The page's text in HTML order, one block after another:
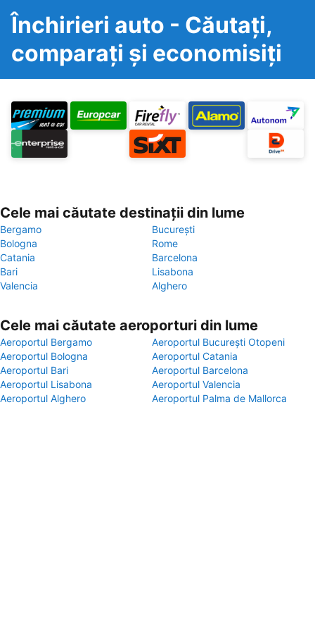
Închirieri auto - Căutați,
comparați și economisiți
Cele mai căutate destinații din lume
Bergamo
București
Bologna
Rome
Catania
Barcelona
Bari
Lisabona
Valencia
Alghero
Cele mai căutate aeroporturi din lume
Aeroportul Bergamo
Aeroportul București Otopeni
Aeroportul Bologna
Aeroportul Catania
Aeroportul Bari
Aeroportul Barcelona
Aeroportul Lisabona
Aeroportul Valencia
Aeroportul Alghero
Aeroportul Palma de Mallorca